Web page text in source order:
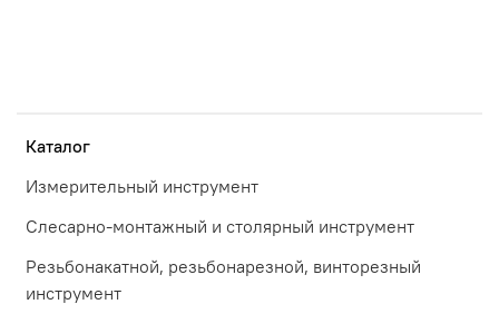
Каталог
Измерительный инструмент
Слесарно-монтажный и столярный инструмент
Резьбонакатной, резьбонарезной, винторезный
инструмент